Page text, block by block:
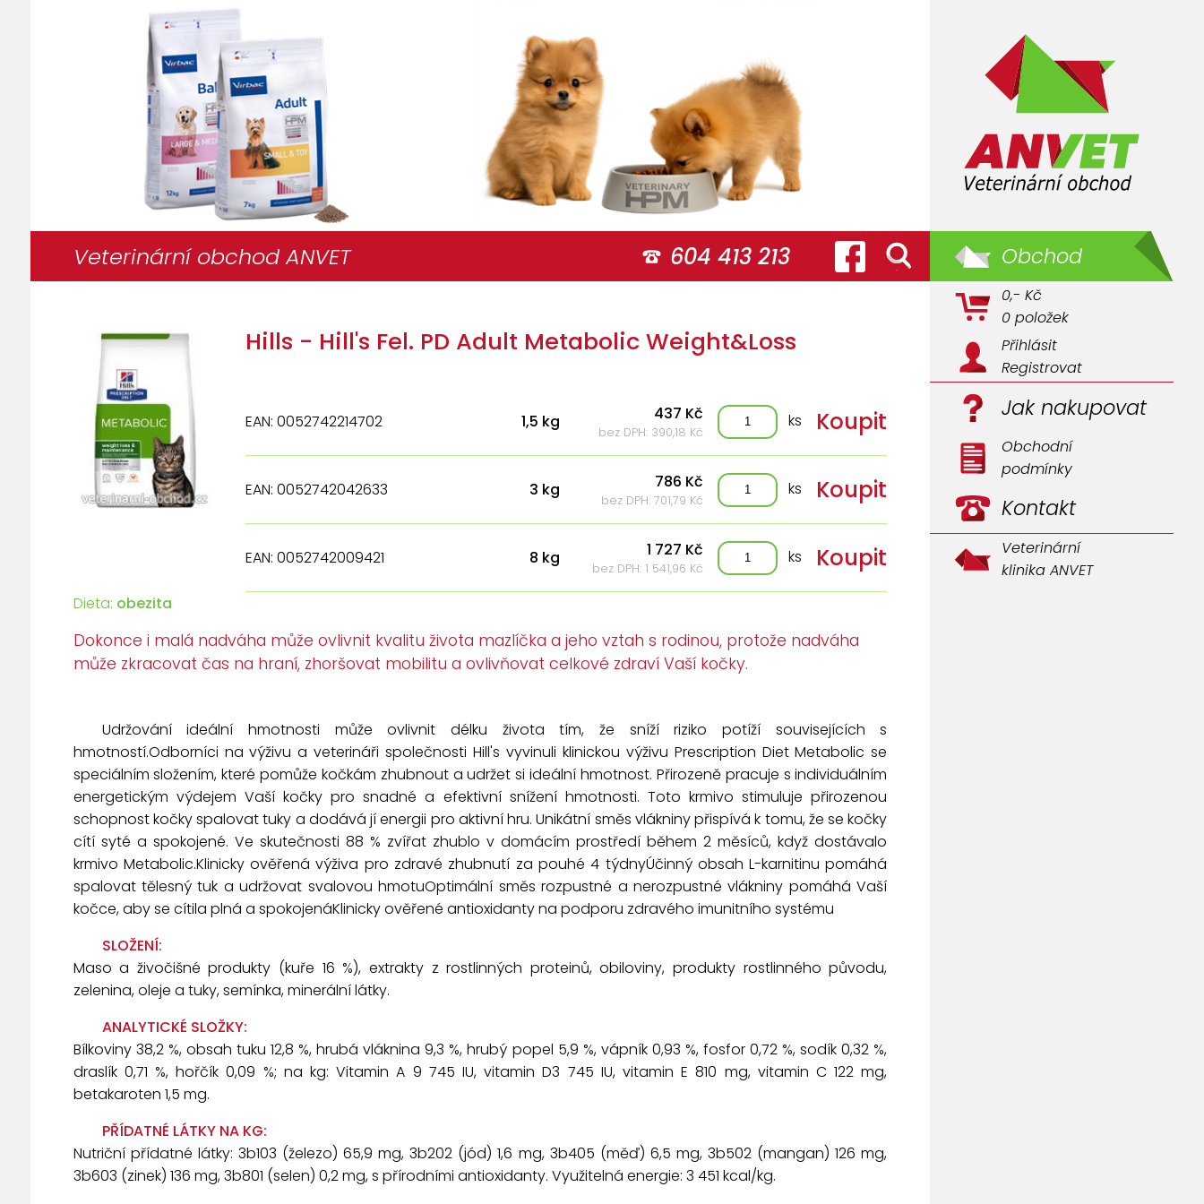
Veterinární obchod ANVET 604 413 213 Obchod
0,- Kč
0 položek
Přihlásit
Registrovat
Jak nakupovat
Obchodní
podmínky
Kontakt
Veterinární
klinika ANVET
Hills - Hill's Fel. PD Adult Metabolic Weight&Loss
EAN: 0052742214702 1,5 kg 437 Kč
bez DPH: 390,18 Kč
ks Koupit
EAN: 0052742042633 3 kg 786 Kč
bez DPH: 701,79 Kč
ks Koupit
EAN: 0052742009421 8 kg 1 727 Kč
bez DPH: 1 541,96 Kč
ks Koupit
Dieta: obezita
Dokonce i malá nadváha může ovlivnit kvalitu života mazlíčka a jeho vztah s rodinou, protože nadváha
může zkracovat čas na hraní, zhoršovat mobilitu a ovlivňovat celkové zdraví Vaší kočky.
Udržování ideální hmotnosti může ovlivnit délku života tím, že sníží riziko potíží souvisejících s
hmotností.Odborníci na výživu a veterináři společnosti Hill's vyvinuli klinickou výživu Prescription Diet Metabolic se
speciálním složením, které pomůže kočkám zhubnout a udržet si ideální hmotnost. Přirozeně pracuje s individuálním
energetickým výdejem Vaší kočky pro snadné a efektivní snížení hmotnosti. Toto krmivo stimuluje přirozenou
schopnost kočky spalovat tuky a dodává jí energii pro aktivní hru. Unikátní směs vlákniny přispívá k tomu, že se kočky
cítí syté a spokojené. Ve skutečnosti 88 % zvířat zhublo v domácím prostředí během 2 měsíců, když dostávalo
krmivo Metabolic.Klinicky ověřená výživa pro zdravé zhubnutí za pouhé 4 týdnyÚčinný obsah L-karnitinu pomáhá
spalovat tělesný tuk a udržovat svalovou hmotuOptimální směs rozpustné a nerozpustné vlákniny pomáhá Vaší
kočce, aby se cítila plná a spokojenáKlinicky ověřené antioxidanty na podporu zdravého imunitního systému
SLOŽENÍ:
Maso a živočišné produkty (kuře 16 %), extrakty z rostlinných proteinů, obiloviny, produkty rostlinného původu,
zelenina, oleje a tuky, semínka, minerální látky.
ANALYTICKÉ SLOŽKY:
Bílkoviny 38,2 %, obsah tuku 12,8 %, hrubá vláknina 9,3 %, hrubý popel 5,9 %, vápník 0,93 %, fosfor 0,72 %, sodík 0,32 %,
draslík 0,71 %, hořčík 0,09 %; na kg: Vitamin A 9 745 IU, vitamin D3 745 IU, vitamin E 810 mg, vitamin C 122 mg,
betakaroten 1,5 mg.
PŘÍDATNÉ LÁTKY NA KG:
Nutriční přídatné látky: 3b103 (železo) 65,9 mg, 3b202 (jód) 1,6 mg, 3b405 (měď) 6,5 mg, 3b502 (mangan) 126 mg,
3b603 (zinek) 136 mg, 3b801 (selen) 0,2 mg, s přírodními antioxidanty. Využitelná energie: 3 451 kcal/kg.